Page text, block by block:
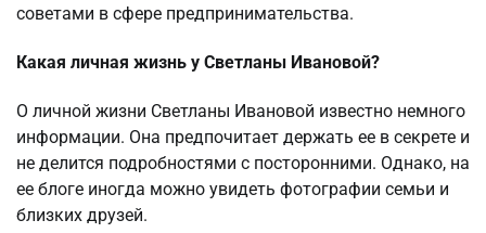
советами в сфере предпринимательства.
Какая личная жизнь у Светланы Ивановой?
О личной жизни Светланы Ивановой известно немного
информации. Она предпочитает держать ее в секрете и
не делится подробностями с посторонними. Однако, на
ее блоге иногда можно увидеть фотографии семьи и
близких друзей.